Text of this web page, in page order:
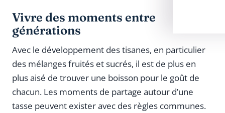
Vivre des moments entre
générations
Avec le développement des tisanes, en particulier
des mélanges fruités et sucrés, il est de plus en
plus aisé de trouver une boisson pour le goût de
chacun. Les moments de partage autour d’une
tasse peuvent exister avec des règles communes.